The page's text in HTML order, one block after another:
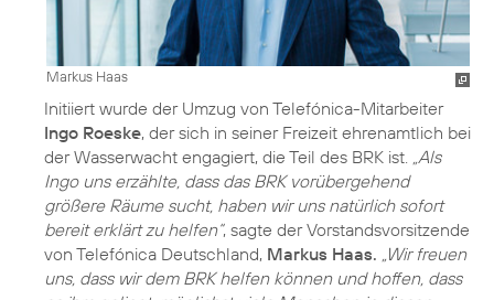
Markus Haas
Initiiert wurde der Umzug von Telefónica-Mitarbeiter
Ingo Roeske, der sich in seiner Freizeit ehrenamtlich bei
der Wasserwacht engagiert, die Teil des BRK ist. „Als
Ingo uns erzählte, dass das BRK vorübergehend
größere Räume sucht, haben wir uns natürlich sofort
bereit erklärt zu helfen“, sagte der Vorstandsvorsitzende
von Telefónica Deutschland, Markus Haas. „Wir freuen
uns, dass wir dem BRK helfen können und hoffen, dass